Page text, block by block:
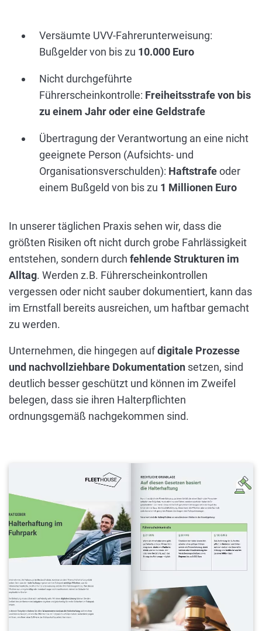
Versäumte UVV-Fahrerunterweisung:
Bußgelder von bis zu 10.000 Euro
Nicht durchgeführte
Führerscheinkontrolle: Freiheitsstrafe von bis
zu einem Jahr oder eine Geldstrafe
Übertragung der Verantwortung an eine nicht
geeignete Person (Aufsichts- und
Organisationsverschulden): Haftstrafeoder
einem Bußgeld von bis zu 1 Millionen Euro
In unserer täglichen Praxis sehen wir, dass die
größten Risiken oft nicht durch grobe Fahrlässigkeit
entstehen, sondern durch fehlende Strukturen im
Alltag. Werden z.B. Führerscheinkontrollen
vergessen oder nicht sauber dokumentiert, kann das
im Ernstfall bereits ausreichen, um haftbar gemacht
zu werden.
Unternehmen, die hingegen aufdigitale Prozesse
und nachvollziehbare Dokumentation setzen, sind
deutlich besser geschützt und können im Zweifel
belegen, dass sie ihren Halterpflichten
ordnungsgemäß nachgekommen sind.